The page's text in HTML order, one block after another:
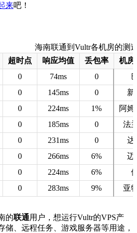
来吧！
海南联通到Vultr各机房的测
超时点 响应均值 丢包率
机房
0 74ms 0
0 145ms 0
新
0 224ms 1%
阿
0 185ms 0
法
0 231ms 0
达
0 266ms 6%
迈
0 224ms 6%
0 283ms 9% 亚
的联通用户，想运行Vultr的VPS产
储、远程任务、游戏服务器等用途，